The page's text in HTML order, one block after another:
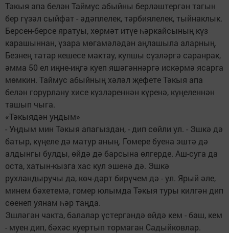
Тәкыя апа белән Таймус абыйны берләштергән тагын
бер гүзәл сыйфат - әдәплелек, тәрбиялелек, тыйнаклык.
Берсен-берсе яратуы, хөрмәт итүе һәркайсының күз
карашыннан, үзара мөгамәләдән аңлашыла аларның.
Безнең татар кешесе мактау, купшы сүзләргә саранрак,
әмма 50 ел иңне-иңгә куеп яшәгәннәргә искәрмә ясарга
мөмкин. Таймус абыйның хәләл җефете Тәкыя апа
белән горурлану хисе күзләреннән күренә, күңеленнән
ташып чыга.
«Тәкыядән уңдым»
- Уңдым мин Тәкыя апагыздан, - дип сөйли ул. - Эшкә дә
батыр, күңеле дә матур аның. Гомере буена эштә дә
алдынгы булды, өйдә дә барсына өлгерде. Аш-суга да
оста, хатын-кызга хас кул эшенә дә. Эшкә
рухландыручы да, көч-дәрт бирүчем дә - ул. Ярый әле,
минем бәхетемә, гомер юлымда Тәкыя туры килгән дип
сөенеп уянам һәр таңда.
Эшләгән чакта, балалар үстергәндә өйдә кем - баш, кем
- муен дип, бәхәс куертып тормаган Садыйковлар.